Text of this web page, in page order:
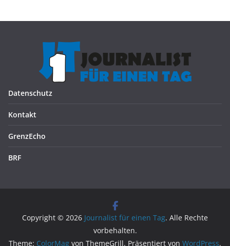
Datenschutz
Kontakt
GrenzEcho
BRF
Copyright © 2026 Journalist für einen Tag. Alle Rechte
vorbehalten.
Theme: ColorMag von ThemeGrill. Präsentiert von WordPress.